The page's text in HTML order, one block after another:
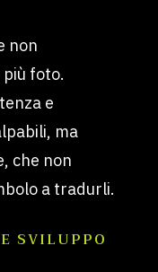
non
foto.
e
ma
che non
a tradurli.
SVILUPPO